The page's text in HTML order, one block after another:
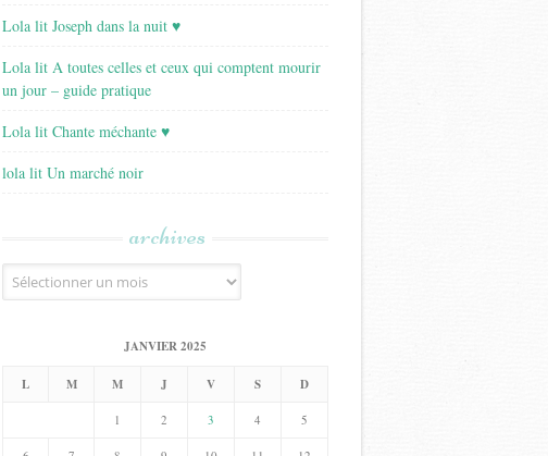
Lola lit Joseph dans la nuit ♥
Lola lit A toutes celles et ceux qui comptent mourir
un jour – guide pratique
Lola lit Chante méchante ♥
lola lit Un marché noir
archives
Archives
JANVIER 2025
L M M J V S D
1 2 3 4 5